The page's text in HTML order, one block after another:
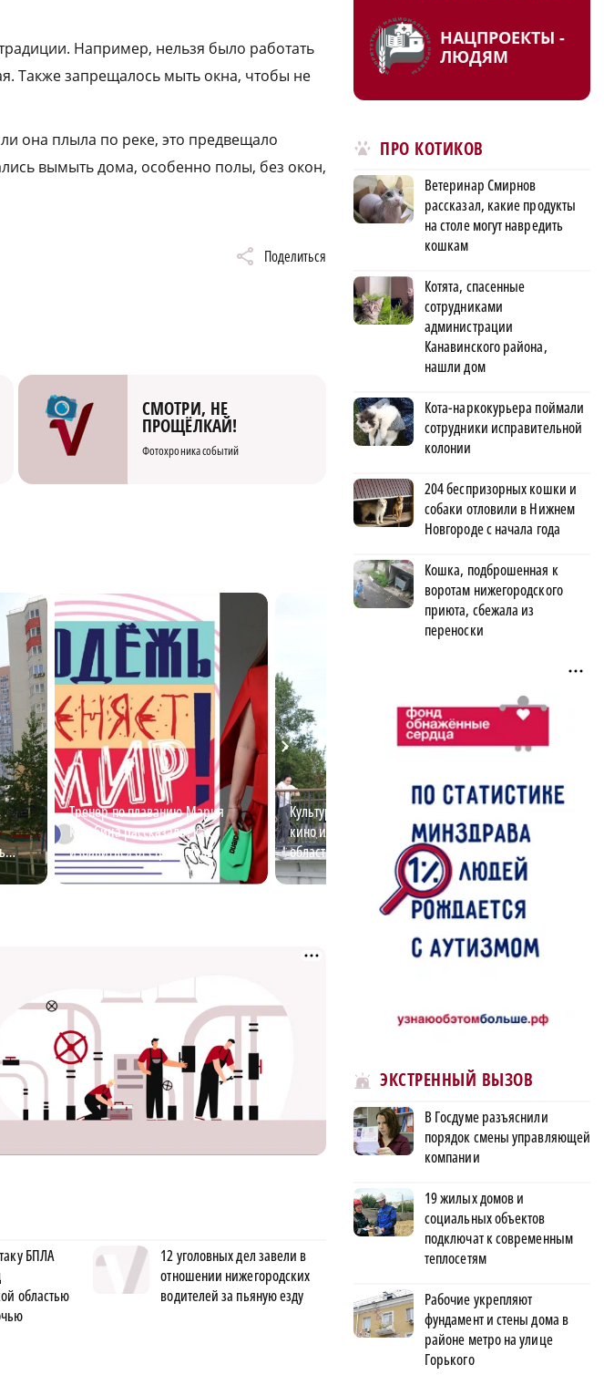
Например, нельзя было работать
Также запрещалось мыть окна, чтобы не
она плыла по реке, это предвещало
вымыть дома, особенно полы, без окон,
Поделиться
СМОТРИ, НЕ
ПРОЩЁЛКАЙ!
Фотохроника событий
Тренер по плаванию Мария
Кулябина рассказала, как
избавиться от страха воды
Культурный код: музеи, театры,
кино и стрит-арт Нижегородской
области
Куда можно
Нижнего
БПЛА
областью
12 уголовных дел завели в
отношении нижегородских
водителей за пьяную езду
НАЦПРОЕКТЫ -
ЛЮДЯМ
ПРО КОТИКОВ
Ветеринар Смирнов
рассказал, какие продукты
на столе могут навредить
кошкам
Котята, спасенные
сотрудниками
администрации
Канавинского района,
нашли дом
Кота-наркокурьера поймали
сотрудники исправительной
колонии
204 беспризорных кошки и
собаки отловили в Нижнем
Новгороде с начала года
Кошка, подброшенная к
воротам нижегородского
приюта, сбежала из
переноски
ЭКСТРЕННЫЙ ВЫЗОВ
В Госдуме разъяснили
порядок смены управляющей
компании
19 жилых домов и
социальных объектов
подключат к современным
теплосетям
Рабочие укрепляют
фундамент и стены дома в
районе метро на улице
Горького